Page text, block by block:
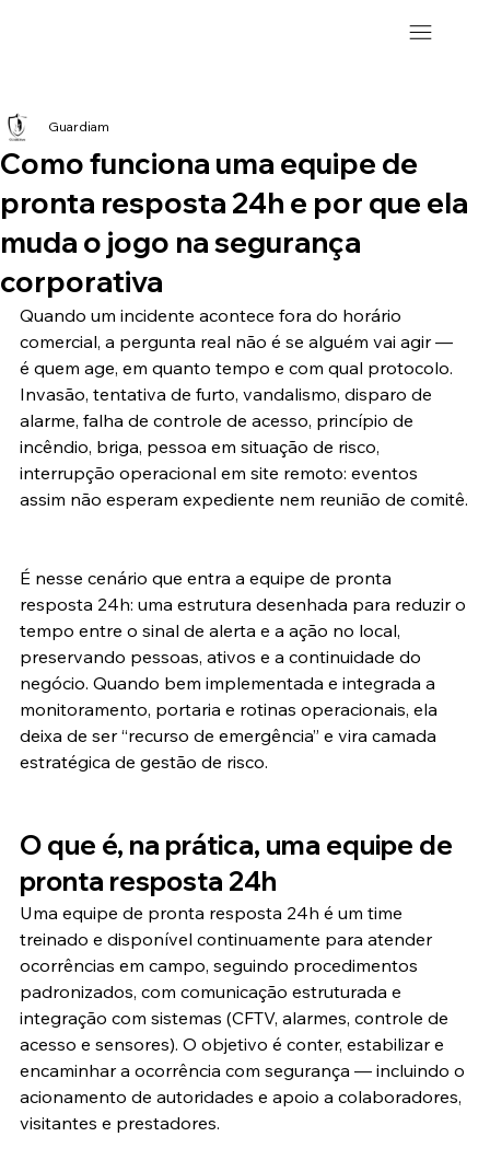
Como funciona uma equipe de
pronta resposta 24h e por que ela
muda o jogo na segurança
corporativa
Guardiam
Quando um incidente acontece fora do horário
comercial, a pergunta real não é se alguém vai agir —
é quem age, em quanto tempo e com qual protocolo.
Invasão, tentativa de furto, vandalismo, disparo de
alarme, falha de controle de acesso, princípio de
incêndio, briga, pessoa em situação de risco,
interrupção operacional em site remoto: eventos
assim não esperam expediente nem reunião de comitê.
É nesse cenário que entra a equipe de pronta
resposta 24h: uma estrutura desenhada para reduzir o
tempo entre o sinal de alerta e a ação no local,
preservando pessoas, ativos e a continuidade do
negócio. Quando bem implementada e integrada a
monitoramento, portaria e rotinas operacionais, ela
deixa de ser “recurso de emergência” e vira camada
estratégica de gestão de risco.
O que é, na prática, uma equipe de
pronta resposta 24h
Uma equipe de pronta resposta 24h é um time
treinado e disponível continuamente para atender
ocorrências em campo, seguindo procedimentos
padronizados, com comunicação estruturada e
integração com sistemas (CFTV, alarmes, controle de
acesso e sensores). O objetivo é conter, estabilizar e
encaminhar a ocorrência com segurança — incluindo o
acionamento de autoridades e apoio a colaboradores,
visitantes e prestadores.